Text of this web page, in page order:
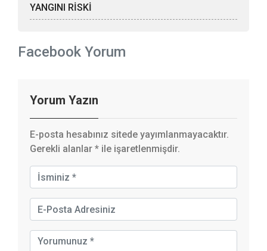
YANGINI RİSKİ
Facebook Yorum
Yorum Yazın
E-posta hesabınız sitede yayımlanmayacaktır.
Gerekli alanlar * ile işaretlenmişdir.